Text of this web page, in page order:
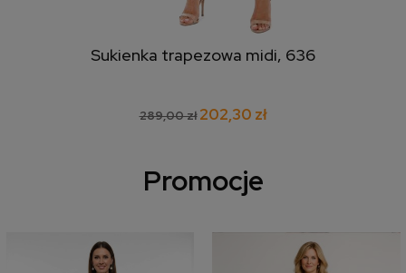
Sukienka trapezowa midi, 636
289,00 zł 202,30 zł
Promocje